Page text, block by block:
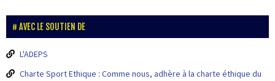
AVEC LE SOUTIEN DE
L'ADEPS
Charte Sport Ethique : Comme nous, adhère à la charte éthique du